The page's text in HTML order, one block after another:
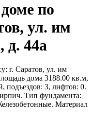
по
ул. им
44а
г. Саратов, ул. им
дома 3188.00 кв.м,
подъездов: 3, лифтов: 0.
Тип фундамента:
Материал